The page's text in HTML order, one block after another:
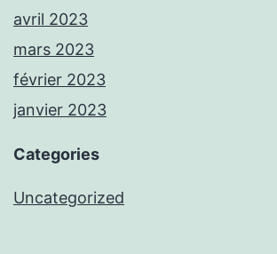
avril 2023
mars 2023
février 2023
janvier 2023
Categories
Uncategorized